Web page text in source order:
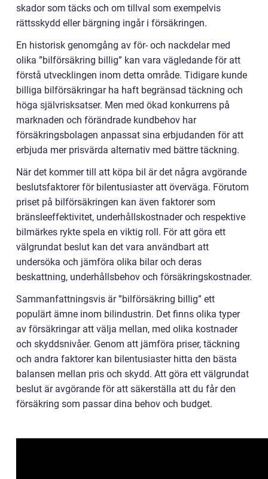
skador som täcks och om tillval som exempelvis
rättsskydd eller bärgning ingår i försäkringen.
En historisk genomgång av för- och nackdelar med
olika ”bilförsäkring billig” kan vara vägledande för att
förstå utvecklingen inom detta område. Tidigare kunde
billiga bilförsäkringar ha haft begränsad täckning och
höga självrisksatser. Men med ökad konkurrens på
marknaden och förändrade kundbehov har
försäkringsbolagen anpassat sina erbjudanden för att
erbjuda mer prisvärda alternativ med bättre täckning.
När det kommer till att köpa bil är det några avgörande
beslutsfaktorer för bilentusiaster att överväga. Förutom
priset på bilförsäkringen kan även faktorer som
bränsleeffektivitet, underhållskostnader och respektive
bilmärkes rykte spela en viktig roll. För att göra ett
välgrundat beslut kan det vara användbart att
undersöka och jämföra olika bilar och deras
beskattning, underhållsbehov och försäkringskostnader.
Sammanfattningsvis är ”bilförsäkring billig” ett
populärt ämne inom bilindustrin. Det finns olika typer
av försäkringar att välja mellan, med olika kostnader
och skyddsnivåer. Genom att jämföra priser, täckning
och andra faktorer kan bilentusiaster hitta den bästa
balansen mellan pris och skydd. Att göra ett välgrundat
beslut är avgörande för att säkerställa att du får den
försäkring som passar dina behov och budget.